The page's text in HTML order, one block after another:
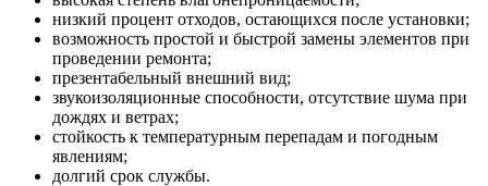
низкий процент отходов, остающихся после установки;
возможность простой и быстрой замены элементов при
проведении ремонта;
презентабельный внешний вид;
звукоизоляционные способности, отсутствие шума при
дождях и ветрах;
стойкость к температурным перепадам и погодным
явлениям;
долгий срок службы.